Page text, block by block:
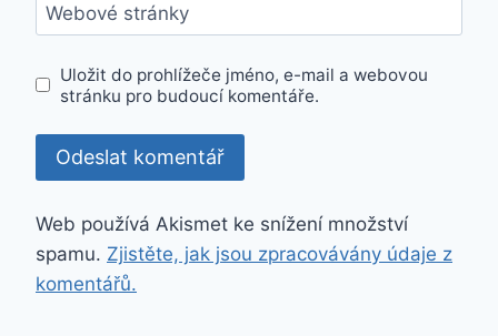
Webové stránky
Uložit do prohlížeče jméno, e-mail a webovou
stránku pro budoucí komentáře.
Web používá Akismet ke snížení množství
spamu. Zjistěte, jak jsou zpracovávány údaje z
komentářů.